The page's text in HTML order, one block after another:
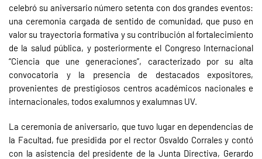
celebró su aniversario número setenta con dos grandes eventos:
una ceremonia cargada de sentido de comunidad, que puso en
valor su trayectoria formativa y su contribución al fortalecimiento
de la salud pública, y posteriormente el Congreso Internacional
“Ciencia que une generaciones”, caracterizado por su alta
convocatoria y la presencia de destacados expositores,
provenientes de prestigiosos centros académicos nacionales e
internacionales, todos exalumnos y exalumnas UV.
La ceremonia de aniversario, que tuvo lugar en dependencias de
la Facultad, fue presidida por el rector Osvaldo Corrales y contó
con la asistencia del presidente de la Junta Directiva, Gerardo